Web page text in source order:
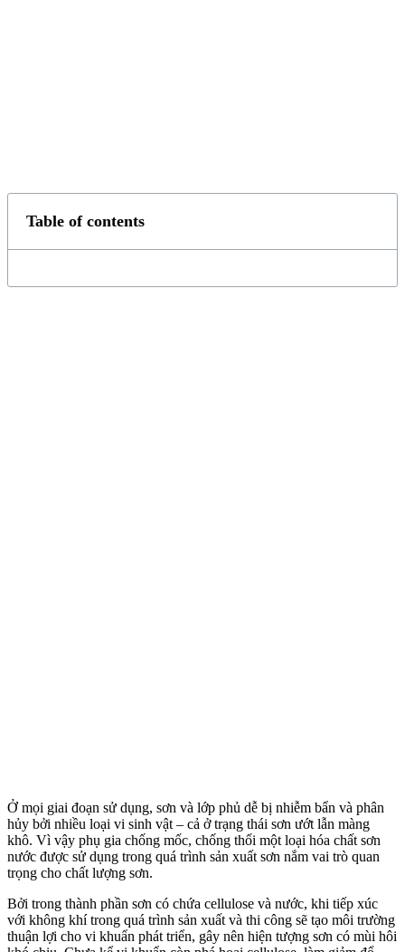
Table of contents
Ở mọi giai đoạn sử dụng, sơn và lớp phủ dễ bị nhiễm bẩn và phân
hủy bởi nhiều loại vi sinh vật – cả ở trạng thái sơn ướt lẫn màng
khô. Vì vậy phụ gia chống mốc, chống thối một loại hóa chất sơn
nước được sử dụng trong quá trình sản xuất sơn nắm vai trò quan
trọng cho chất lượng sơn.
Bởi trong thành phần sơn có chứa cellulose và nước, khi tiếp xúc
với không khí trong quá trình sản xuất và thi công sẽ tạo môi trường
thuận lợi cho vi khuẩn phát triển, gây nên hiện tượng sơn có mùi hôi